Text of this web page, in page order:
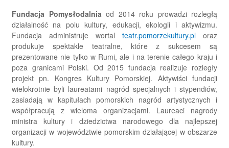
Fundacja Pomysłodalnia od 2014 roku prowadzi rozległą
działalność na polu kultury, edukacji, ekologii i aktywizmu.
Fundacja administruje wortal teatr.pomorzekultury.pl oraz
produkuje spektakle teatralne, które z sukcesem są
prezentowane nie tylko w Rumi, ale i na terenie całego kraju i
poza granicami Polski. Od 2015 fundacja realizuje rozległy
projekt pn. Kongres Kultury Pomorskiej. Aktywiści fundacji
wielokrotnie byli laureatami nagród specjalnych i stypendiów,
zasiadają w kapitułach pomorskich nagród artystycznych i
współpracują z wieloma organizacjami. Laureaci nagrody
ministra kultury i dziedzictwa narodowego dla najlepszej
organizacji w województwie pomorskim działającej w obszarze
kultury.